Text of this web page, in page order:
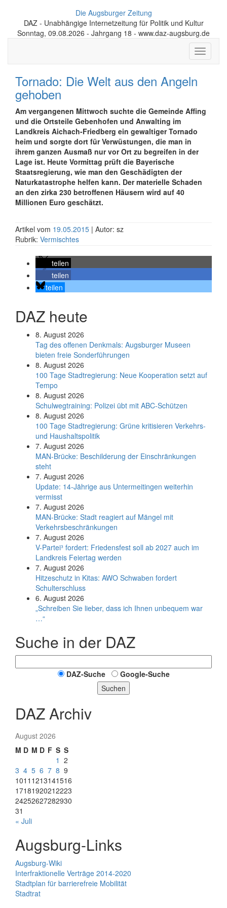
Die Augsburger Zeitung
DAZ - Unabhängige Internetzeitung für Politik und Kultur
Sonntag, 09.08.2026 - Jahrgang 18 - www.daz-augsburg.de
Toggle
Tornado: Die Welt aus den Angeln
gehoben
Am vergangenen Mittwoch suchte die Gemeinde Affing
und die Ortsteile Gebenhofen und Anwalting im
Landkreis Aichach-Friedberg ein gewaltiger Tornado
heim und sorgte dort für Verwüstungen, die man in
ihrem ganzen Ausmaß nur vor Ort zu begreifen in der
Lage ist. Heute Vormittag prüft die Bayerische
Staatsregierung, wie man den Geschädigten der
Naturkatastrophe helfen kann. Der materielle Schaden
an den zirka 230 betroffenen Häusern wird auf 40
Millionen Euro geschätzt.
Artikel vom 19.05.2015 | Autor: sz
Rubrik: Vermischtes
teilen
teilen
teilen
DAZ heute
8. August 2026
Tag des offenen Denkmals: Augsburger Museen
bieten freie Sonderführungen
8. August 2026
100 Tage Stadtregierung: Neue Kooperation setzt auf
Tempo
8. August 2026
Schul­weg­trai­ning: Poli­zei übt mit ABC-Schüt­zen
8. August 2026
100 Tage Stadtregierung: Grüne kritisieren Verkehrs-
und Haushaltspolitik
7. August 2026
MAN-Brücke: Beschilderung der Einschränkungen
steht
7. August 2026
Update: 14-Jährige aus Untermeitingen weiterhin
vermisst
7. August 2026
MAN-Brücke: Stadt reagiert auf Mängel mit
Verkehrsbeschränkungen
7. August 2026
V-Partei­³ fordert: Friedens­fest soll ab 2027 auch im
Land­kreis Feier­tag werden
7. August 2026
Hitzeschutz in Kitas: AWO Schwaben fordert
Schulterschluss
6. August 2026
„Schreiben Sie lieber, dass ich Ihnen unbequem war
…“
Suche in der DAZ
DAZ-Suche
Google-Suche
Suchen
DAZ Archiv
August 2026
M D M D F S S
1 2
3 4 5 6 7 8 9
1011 1213141516
17181920212223
24252627282930
31
« Juli
Augsburg-Links
Augsburg-Wiki
Interfraktionelle Verträge 2014-2020
Stadtplan für barrierefreie Mobilität
Stadtrat